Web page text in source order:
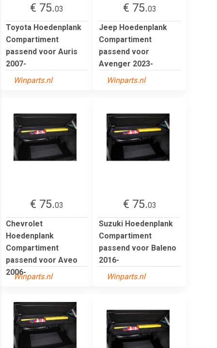
€ 75.03
Toyota Hoedenplank
Compartiment
passend voor Auris
2007-
Winparts.nl
€ 75.03
Jeep Hoedenplank
Compartiment
passend voor
Avenger 2023-
Winparts.nl
€ 75.03
Chevrolet
Hoedenplank
Compartiment
passend voor Aveo
2006-
Winparts.nl
€ 75.03
Suzuki Hoedenplank
Compartiment
passend voor Baleno
2016-
Winparts.nl